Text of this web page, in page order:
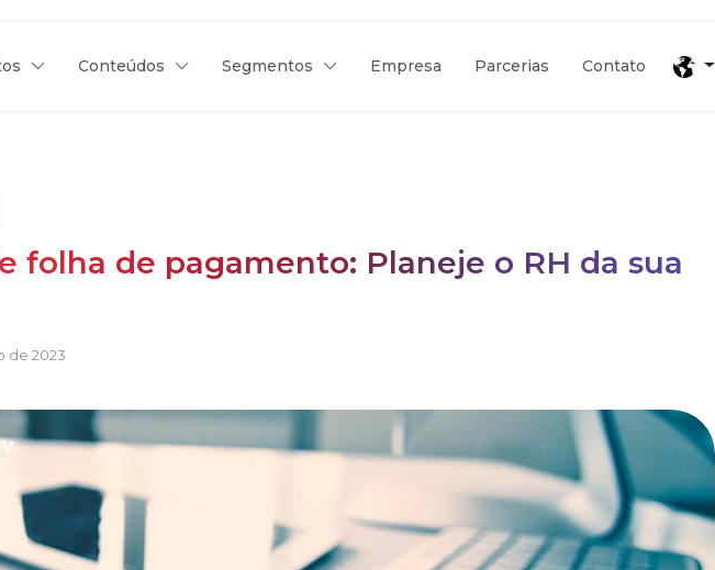
Conteúdos Segmentos Empresa Parcerias Contato
folha de pagamento: Planeje o RH da sua
de 2023